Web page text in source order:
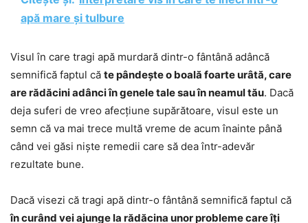
apă mare și tulbure
Visul în care tragi apă murdară dintr-o fântână adâncă
semnifică faptul că te pândește o boală foarte urâtă, care
are rădăcini adânci în genele tale sau în neamul tău. Dacă
deja suferi de vreo afecțiune supărătoare, visul este un
semn că va mai trece multă vreme de acum înainte până
când vei găsi niște remedii care să dea într-adevăr
rezultate bune.
Dacă visezi că tragi apă dintr-o fântână semnifică faptul că
în curând vei ajunge la rădăcina unor probleme care îți